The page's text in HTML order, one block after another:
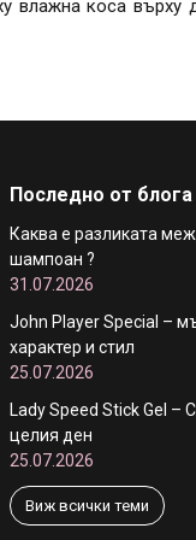
влажна коса върху
Последно от блога
Каква е разликата
шампоан ?
31.07.2026
John Player Special –
характер и стил
25.07.2026
Lady Speed Stick Gel –
целия ден
25.07.2026
Виж всички теми